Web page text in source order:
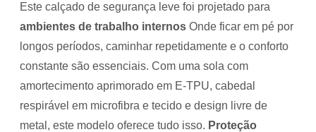
Este calçado de segurança leve foi projetado para
ambientes de trabalho internos Onde ficar em pé por
longos períodos, caminhar repetidamente e o conforto
constante são essenciais. Com uma sola com
amortecimento aprimorado em E-TPU, cabedal
respirável em microfibra e tecido e design livre de
metal, este modelo oferece tudo isso. Proteção